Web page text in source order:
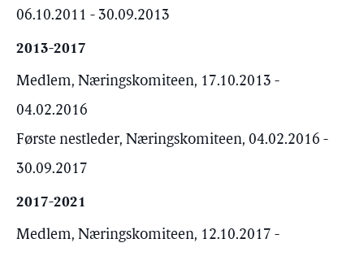
06.10.2011 - 30.09.2013
2013-2017
Medlem, Næringskomiteen, 17.10.2013 -
04.02.2016
Første nestleder, Næringskomiteen, 04.02.2016 -
30.09.2017
2017-2021
Medlem, Næringskomiteen, 12.10.2017 -